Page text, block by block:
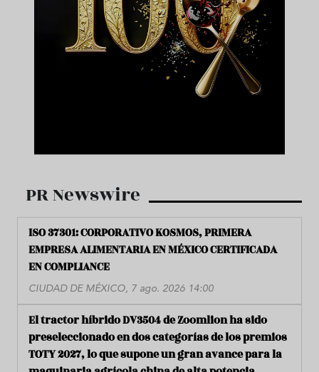
PR Newswire
ISO 37301: CORPORATIVO KOSMOS, PRIMERA
EMPRESA ALIMENTARIA EN MÉXICO CERTIFICADA
EN COMPLIANCE
CIUDAD DE MÉXICO, 7 ago. 2026 14:00
El tractor híbrido DV3504 de Zoomlion ha sido
preseleccionado en dos categorías de los premios
TOTY 2027, lo que supone un gran avance para la